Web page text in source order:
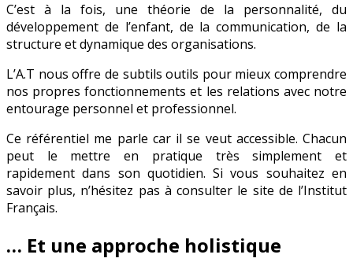
C’est à la fois, une théorie de la personnalité, du
développement de l’enfant, de la communication, de la
structure et dynamique des organisations.
L’A.T nous offre de subtils outils pour mieux comprendre
nos propres fonctionnements et les relations avec notre
entourage personnel et professionnel.
Ce référentiel me parle car il se veut accessible. Chacun
peut le mettre en pratique très simplement et
rapidement dans son quotidien. Si vous souhaitez en
savoir plus, n’hésitez pas à consulter le site de l’Institut
Français.
… Et une approche holistique